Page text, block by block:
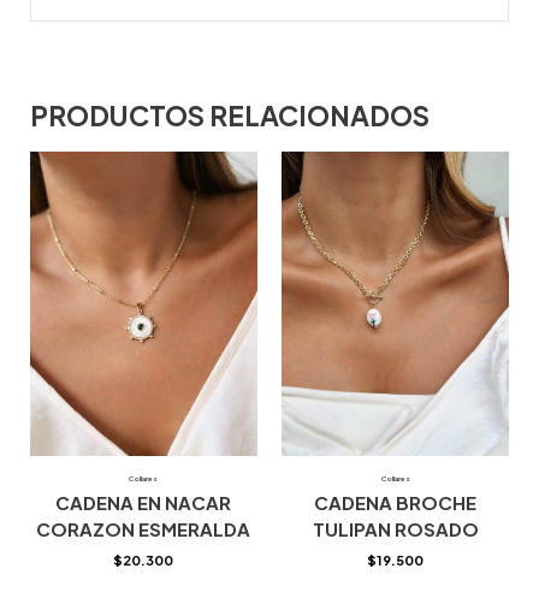
PRODUCTOS RELACIONADOS
Collares
CADENA EN NACAR
CORAZON ESMERALDA
$20.300
Collares
CADENA BROCHE
TULIPAN ROSADO
$19.500